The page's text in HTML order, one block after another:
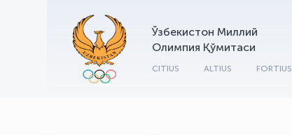
Ўзбекистон Миллий
Олимпия Қўмитаси
CITIUS ALTIUS FORTIUS